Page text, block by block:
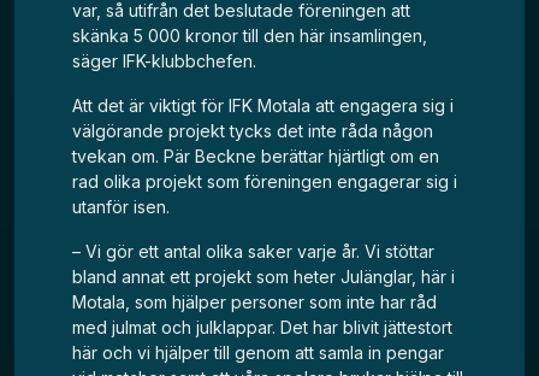
var, så utifrån det beslutade föreningen att
skänka 5 000 kronor till den här insamlingen,
säger IFK-klubbchefen.
Att det är viktigt för IFK Motala att engagera sig i
välgörande projekt tycks det inte råda någon
tvekan om. Pär Beckne berättar hjärtligt om en
rad olika projekt som föreningen engagerar sig i
utanför isen.
– Vi gör ett antal olika saker varje år. Vi stöttar
bland annat ett projekt som heter Julänglar, här i
Motala, som hjälper personer som inte har råd
med julmat och julklappar. Det har blivit jättestort
här och vi hjälper till genom att samla in pengar